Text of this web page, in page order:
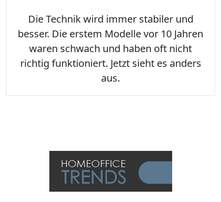
Die Technik wird immer stabiler und
besser. Die erstem Modelle vor 10 Jahren
waren schwach und haben oft nicht
richtig funktioniert. Jetzt sieht es anders
aus.